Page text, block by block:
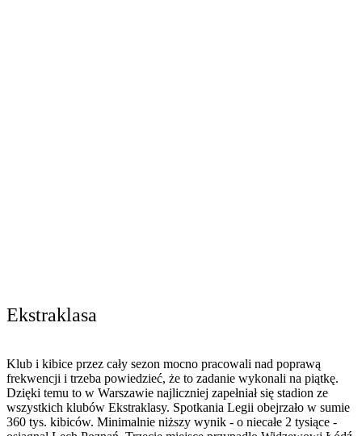
Ekstraklasa
Klub i kibice przez cały sezon mocno pracowali nad poprawą
frekwencji i trzeba powiedzieć, że to zadanie wykonali na piątkę.
Dzięki temu to w Warszawie najliczniej zapełniał się stadion ze
wszystkich klubów Ekstraklasy. Spotkania Legii obejrzało w sumie
360 tys. kibiców. Minimalnie niższy wynik - o niecałe 2 tysiące -